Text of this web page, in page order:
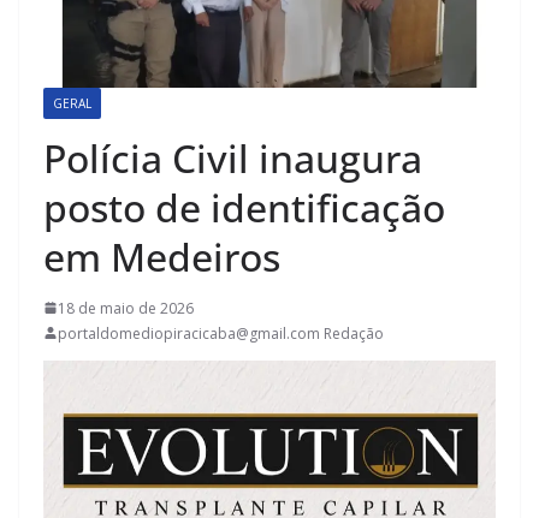
GERAL
Polícia Civil inaugura
posto de identificação
em Medeiros
18 de maio de 2026
portaldomediopiracicaba@gmail.com Redação